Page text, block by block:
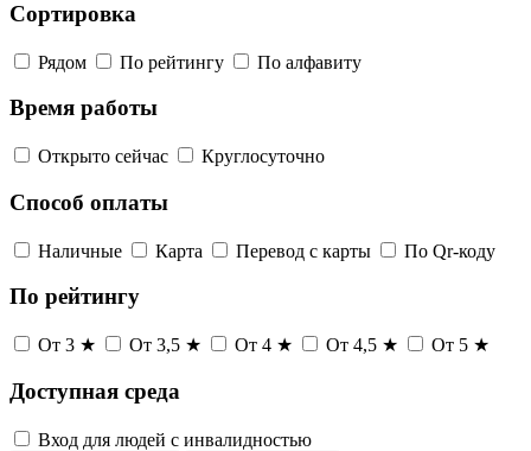
Сортировка
Рядом По рейтингу По алфавиту
Время работы
Открыто сейчас Круглосуточно
Способ оплаты
Наличные Карта Перевод с карты По Qr-коду
По рейтингу
От 3 ★ От 3,5 ★ От 4 ★ От 4,5 ★ От 5 ★
Доступная среда
Вход для людей с инвалидностью